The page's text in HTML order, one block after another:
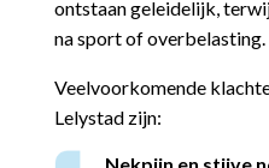
ontstaan geleidelijk,
na sport of overbelasting.
Veelvoorkomende
Lelystad zijn: